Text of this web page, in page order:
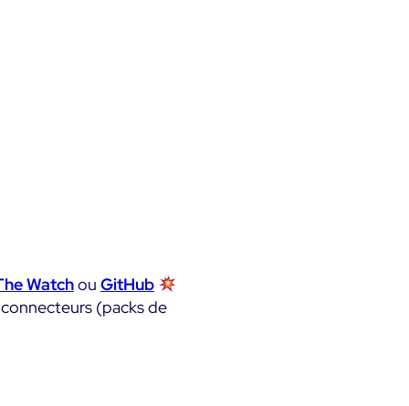
Watchou GitHub
(packs de